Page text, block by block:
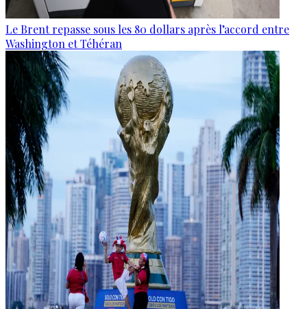
Le Brent repasse sous les 80 dollars après l’accord entre
Washington et Téhéran